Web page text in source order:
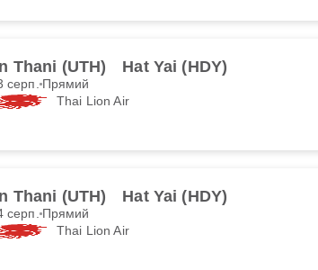
Thani (UTH) Hat Yai (HDY)
серп. Прямий
Thai Lion Air
Thani (UTH) Hat Yai (HDY)
серп. Прямий
Thai Lion Air